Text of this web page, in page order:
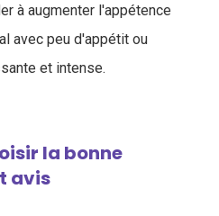
à augmenter l'appétence
avec peu d'appétit ou
et intense.
la bonne
avis